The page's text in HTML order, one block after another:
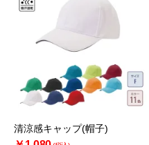
清涼感キャップ(帽子)